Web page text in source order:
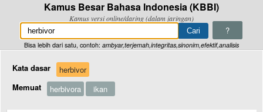
Kamus Besar Bahasa Indonesia (KBBI)
Kamus versi online/daring (dalam jaringan)
?
Bisa lebih dari satu, contoh: ambyar,terjemah,integritas,sinonim,efektif,analisis
Kata dasar
herbivor
Memuat
herbivora ikan